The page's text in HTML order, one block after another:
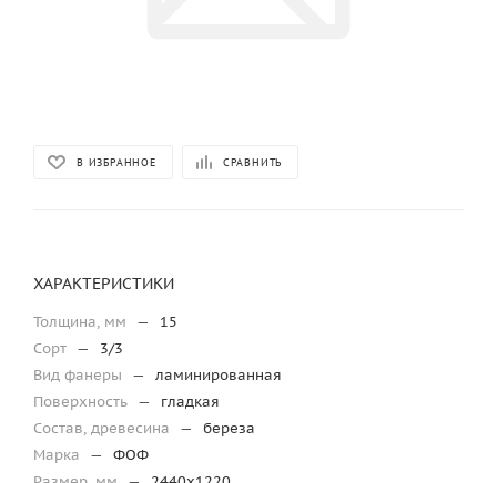
В ИЗБРАННОЕ СРАВНИТЬ
ХАРАКТЕРИСТИКИ
Толщина, мм —
15
Сорт —
3/3
Вид фанеры
—
ламинированная
Поверхность —
гладкая
Состав, древесина
—
береза
Марка
—
ФОФ